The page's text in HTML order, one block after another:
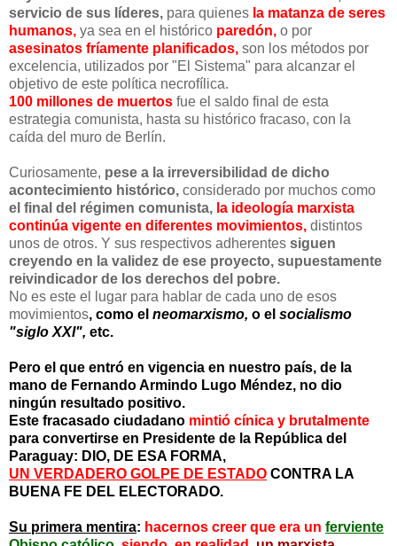
servicio de sus líderes, para quienes la matanza de seres
humanos, ya sea en el histórico paredón, o por
asesinatos fríamente planificados, son los métodos por
excelencia, utilizados por "El Sistema" para alcanzar el
objetivo de este política necrofílica.
100 millones de muertos fue el saldo final de esta
estrategia comunista, hasta su histórico fracaso, con la
caída del muro de Berlín.
Curiosamente, pese a la irreversibilidad de dicho
acontecimiento histórico, considerado por muchos como
el final del régimen comunista, la ideología marxista
continúa vigente en diferentes movimientos, distintos
unos de otros. Y sus respectivos adherentes siguen
creyendo en la validez de ese proyecto, supuestamente
reivindicador de los derechos del pobre.
No es este el lugar para hablar de cada uno de esos
movimientos, como el neomarxismo, o el socialismo
"siglo XXI", etc.
Pero el que entró en vigencia en nuestro país, de la
mano de Fernando Armindo Lugo Méndez, no dio
ningún resultado positivo.
Este fracasado ciudadano mintió cínica y brutalmente
para convertirse en Presidente de la República del
Paraguay: DIO, DE ESA FORMA,
UN VERDADERO GOLPE DE ESTADO CONTRA LA
BUENA FE DEL ELECTORADO.
Su primera mentira: hacernos creer que era un ferviente